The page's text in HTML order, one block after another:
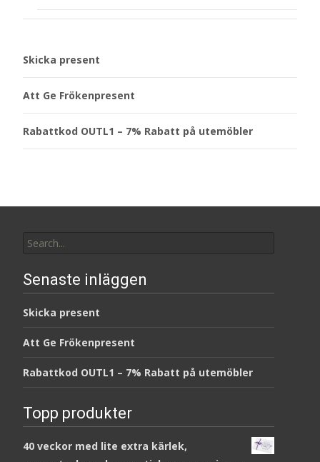
Skicka present
Att Ge Frökenpresent
Rabattkod OUTL1 – 7% Rabatt på utemöbler
for:
Senaste inläggen
Skicka present
Att Ge Frökenpresent
Rabattkod OUTL1 – 7% Rabatt på utemöbler
Topp produkter
40 veckor med lite extra kärlek,